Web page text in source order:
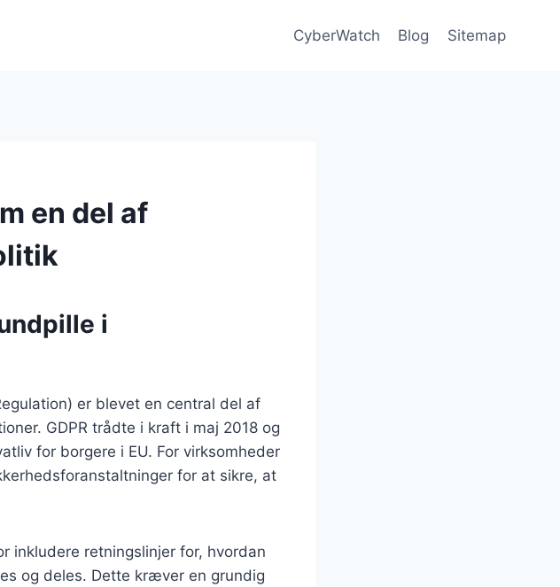
CyberWatch Blog Sitemap
en del af
i
er blevet en central del af
GDPR trådte i kraft i maj 2018 og
for borgere i EU. For virksomheder
for at sikre, at
inkludere retningslinjer for, hvordan
og deles. Dette kræver en grundig